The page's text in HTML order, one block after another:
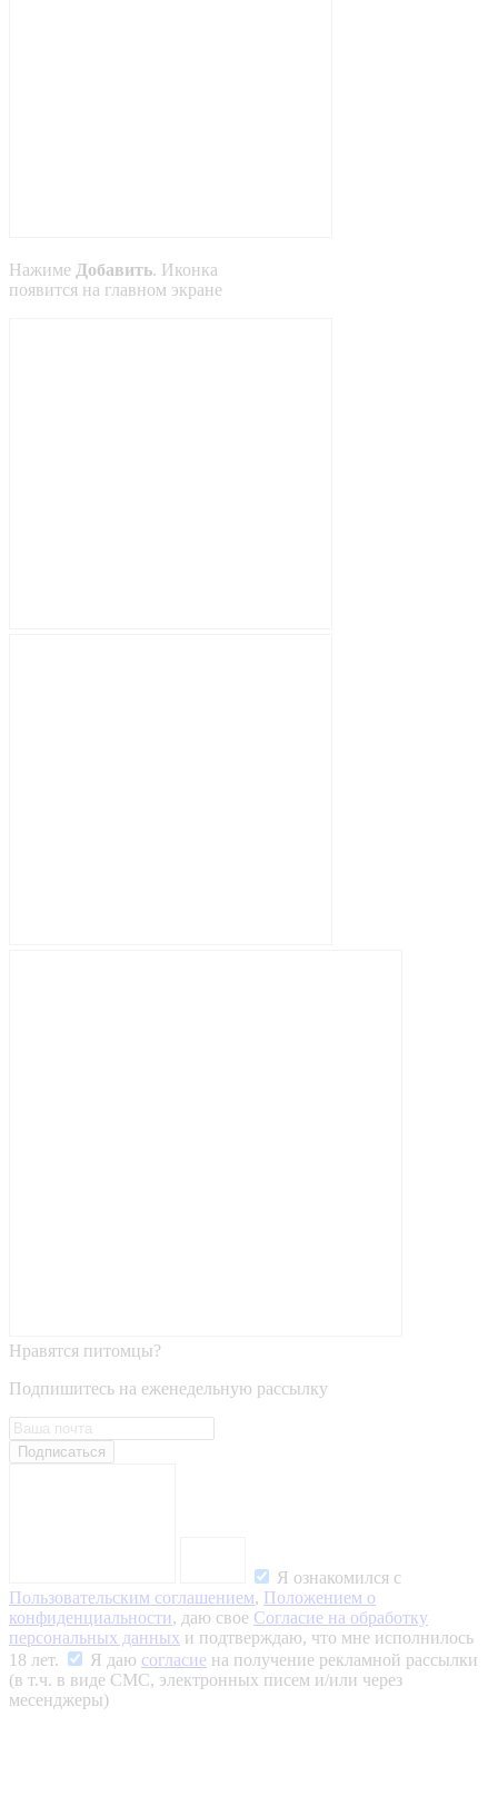
Нажиме Добавить. Иконка
появится на главном экране
Нравятся питомцы?
Подпишитесь на еженедельную рассылку
Подписаться
Я ознакомился с
Пользовательским соглашением, Положением о
конфиденциальности, даю свое Согласие на обработку
персональных данных и подтверждаю, что мне исполнилось
18 лет.
Я даю согласие на получение рекламной рассылки
(в т.ч. в виде СМС, электронных писем и/или через
месенджеры)